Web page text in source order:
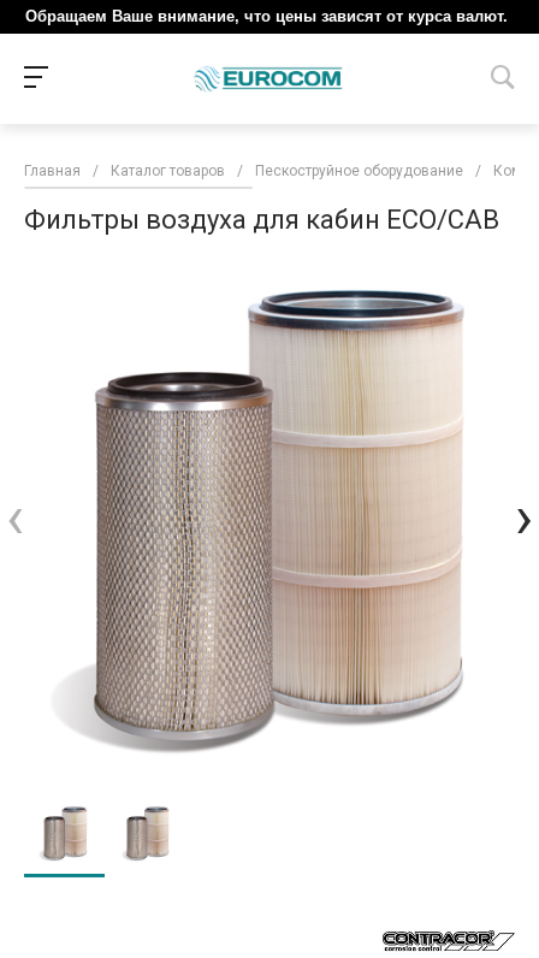
Обращаем Ваше внимание, что цены зависят от курса валют.
Главная / Каталог товаров / Пескоструйное оборудование /
Фильтры воздуха для кабин ECO/CAB
‹ ›